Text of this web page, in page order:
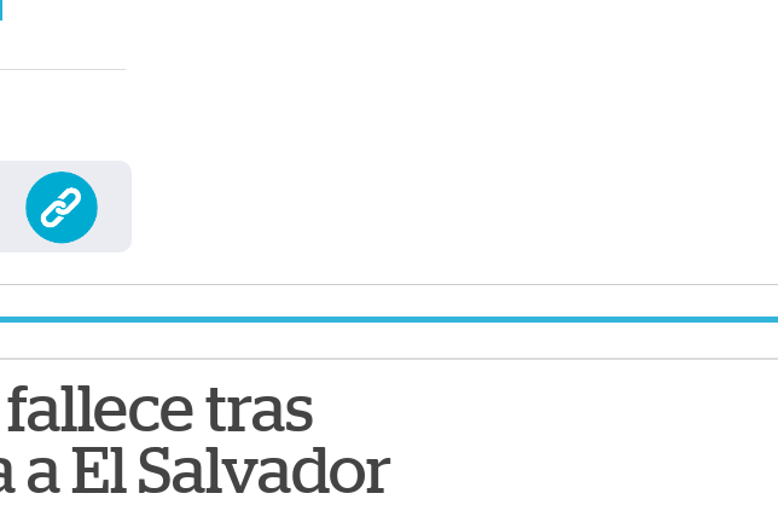
tras
El Salvador